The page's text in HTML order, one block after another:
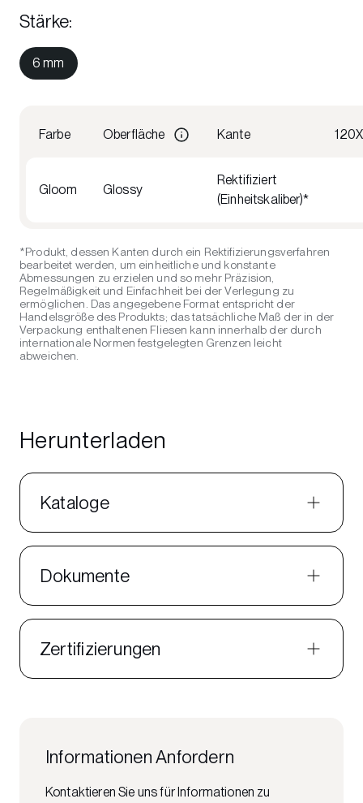
Stärke:
6 mm
Farbe Oberfläche Kante
Gloom Glossy
Rektifiziert
(Einheitskaliber)*
*Produkt, dessen Kanten durch ein Rektifizierungsverfahren
bearbeitet werden, um einheitliche und konstante
Abmessungen zu erzielen und so mehr Präzision,
Regelmäßigkeit und Einfachheit bei der Verlegung zu
ermöglichen. Das angegebene Format entspricht der
Handelsgröße des Produkts; das tatsächliche Maß der in der
Verpackung enthaltenen Fliesen kann innerhalb der durch
internationale Normen festgelegten Grenzen leicht
abweichen.
Herunterladen
Kataloge
Dokumente
Zertifizierungen
Informationen Anfordern
Kontaktieren Sie uns für Informationen zu